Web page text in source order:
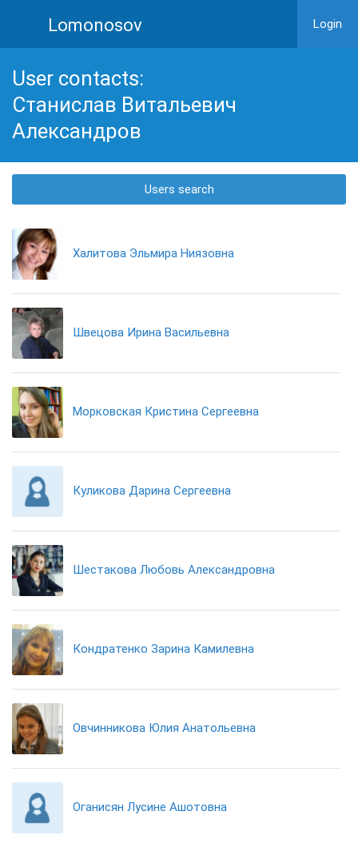
Lomonosov Login
User contacts:
Станислав Витальевич
Александров
Users search
Халитова Эльмира Ниязовна
Швецова Ирина Васильевна
Морковская Кристина Сергеевна
Куликова Дарина Сергеевна
Шестакова Любовь Александровна
Кондратенко Зарина Камилевна
Овчинникова Юлия Анатольевна
Оганисян Лусине Ашотовна